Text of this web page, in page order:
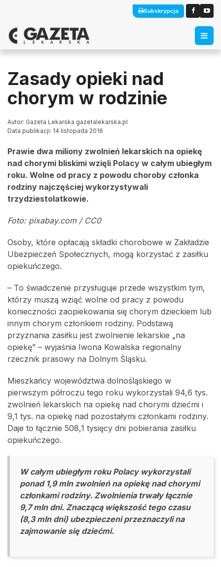
Subskrypcja
Zasady opieki nad
chorym w rodzinie
Autor: Gazeta Lekarska gazetalekarska.pl
Data publikacji: 14 listopada 2016
Prawie dwa miliony zwolnień lekarskich na opiekę
nad chorymi bliskimi wzięli Polacy w całym ubiegłym
roku. Wolne od pracy z powodu choroby członka
rodziny najczęściej wykorzystywali
trzydziestolatkowie.
Foto: pixabay.com / CC0
Osoby, które opłacają składki chorobowe w Zakładzie
Ubezpieczeń Społecznych, mogą korzystać z zasiłku
opiekuńczego.
– To świadczenie przysługuje przede wszystkim tym,
którzy muszą wziąć wolne od pracy z powodu
konieczności zaopiekowania się chorym dzieckiem lub
innym chorym członkiem rodziny. Podstawą
przyznania zasiłku jest zwolnienie lekarskie „na
opiekę” – wyjaśnia Iwona Kowalska regionalny
rzecznik prasowy na Dolnym Śląsku.
Mieszkańcy województwa dolnośląskiego w
pierwszym półroczu tego roku wykorzystali 94,6 tys.
zwolnień lekarskich na opiekę nad chorymi dziećmi i
9,1 tys. na opiekę nad pozostałymi członkami rodziny.
Daje to łącznie 508,1 tysięcy dni pobierania zasiłku
opiekuńczego.
W całym ubiegłym roku Polacy wykorzystali
ponad 1,9 mln zwolnień na opiekę nad chorymi
członkami rodziny. Zwolnienia trwały łącznie
9,7 mln dni. Znaczącą większość tego czasu
(8,3 mln dni) ubezpieczeni przeznaczyli na
zajmowanie się dziećmi.